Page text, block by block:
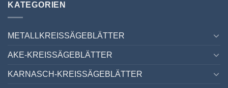
KATEGORIEN
METALLKREISSÄGEBLÄTTER
AKE-KREISSÄGEBLÄTTER
KARNASCH-KREISSÄGEBLÄTTER